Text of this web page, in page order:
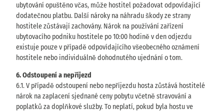
ubytování opuštěno včas, může hostitel požadovat odpovídající
dodatečnou platbu. Další nároky na náhradu škody ze strany
hostitele zůstávají zachovány. Nárok na používání zařízení
ubytovacího podniku hostitele po 10:00 hodině v den odjezdu
existuje pouze v případě odpovídajícího všeobecného oznámení
hostitele nebo individuálně dohodnutého ujednání o tom.
6. Odstoupení a nepříjezd
6.1. V případě odstoupení nebo nepříjezdu hosta zůstává hostitelé
nárok na zaplacení sjednané ceny pobytu včetně stravování a
poplatků za doplňkové služby. To neplatí, pokud byla hostu ve